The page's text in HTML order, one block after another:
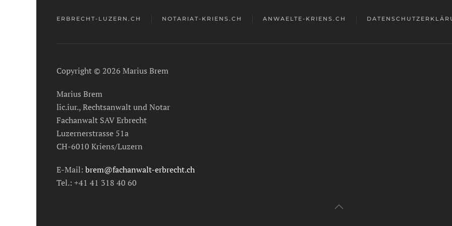
ERBRECHT-LUZERN.CH NOTARIAT-KRIENS.CH ANWAELTE-KRIENS.CH
Copyright © 2026 Marius Brem
Marius Brem
lic.iur., Rechtsanwalt und Notar
Fachanwalt SAV Erbrecht
Luzernerstrasse 51a
CH-6010 Kriens/Luzern
E-Mail: brem@fachanwalt-erbrecht.ch
Tel.: +41 41 318 40 60